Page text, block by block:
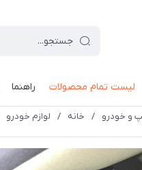
لیست تمام محصولات راهنما
و خودرو / خانه / لوازم خودرو